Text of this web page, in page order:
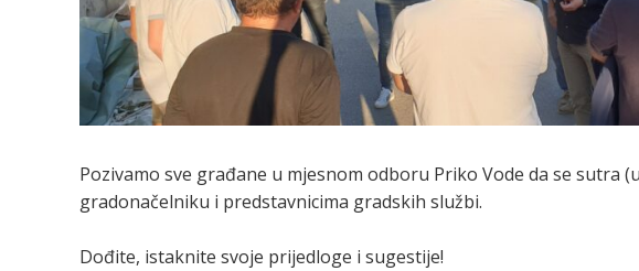
Pozivamo sve građane u mjesnom odboru Priko Vode da se sutra
gradonačelniku i predstavnicima gradskih službi.
Dođite, istaknite svoje prijedloge i sugestije!